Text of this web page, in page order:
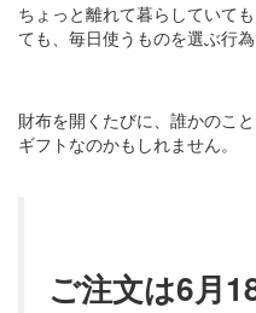
ちょっと離れて暮らしていて
ても、毎日使うものを選ぶ行
財布を開くたびに、誰かのこ
ギフトなのかもしれません。
ご注文は6月